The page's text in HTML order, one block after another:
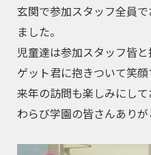
玄関で参加スタッフ全員
ました。
児童達は参加スタッフ皆と
ゲット君に抱きついて笑顔
来年の訪問も楽しみにし
わらび学園の皆さんあり